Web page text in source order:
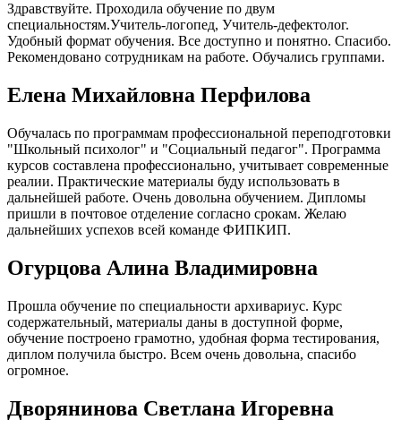
Здравствуйте. Проходила обучение по двум
специальностям.Учитель-логопед, Учитель-дефектолог.
Удобный формат обучения. Все доступно и понятно. Спасибо.
Рекомендовано сотрудникам на работе. Обучались группами.
Елена Михайловна Перфилова
Обучалась по программам профессиональной переподготовки
"Школьный психолог" и "Социальный педагог". Программа
курсов составлена профессионально, учитывает современные
реалии. Практические материалы буду использовать в
дальнейшей работе. Очень довольна обучением. Дипломы
пришли в почтовое отделение согласно срокам. Желаю
дальнейших успехов всей команде ФИПКИП.
Огурцова Алина Владимировна
Прошла обучение по специальности архивариус. Курс
содержательный, материалы даны в доступной форме,
обучение построено грамотно, удобная форма тестирования,
диплом получила быстро. Всем очень довольна, спасибо
огромное.
Дворянинова Светлана Игоревна